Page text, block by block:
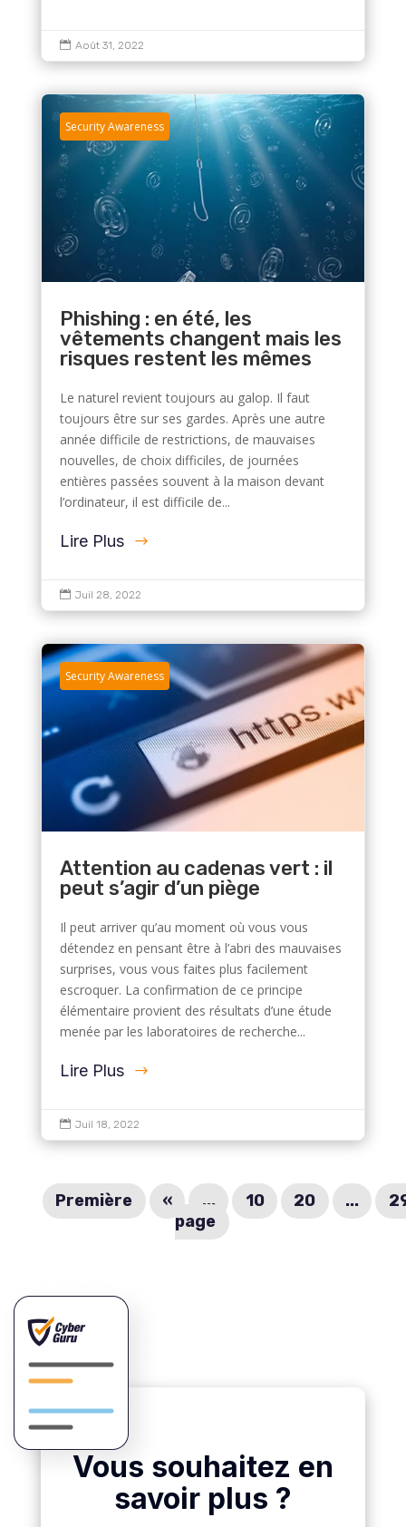
 Août 31, 2022
Security Awareness
Phishing : en été, les
vêtements changent mais les
risques restent les mêmes
Le naturel revient toujours au galop. Il faut
toujours être sur ses gardes. Après une autre
année difficile de restrictions, de mauvaises
nouvelles, de choix difficiles, de journées
entières passées souvent à la maison devant
l’ordinateur, il est difficile de...
Lire Plus
 Juil 28, 2022
Security Awareness
Attention au cadenas vert : il
peut s’agir d’un piège
Il peut arriver qu’au moment où vous vous
détendez en pensant être à l’abri des mauvaises
surprises, vous vous faites plus facilement
escroquer. La confirmation de ce principe
élémentaire provient des résultats d’une étude
menée par les laboratoires de recherche...
Lire Plus
 Juil 18, 2022
Première « ... 10 20 ...
page
Vous souhaitez en
savoir plus ?